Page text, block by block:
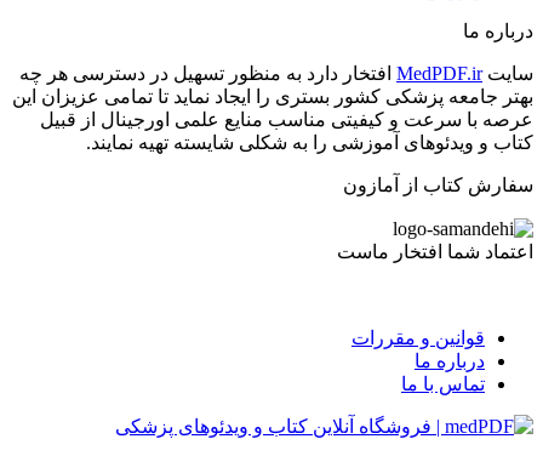
درباره ما
سایتMedPDF.ir افتخار دارد به منظور تسهیل در دسترسی هر چه
بهتر جامعه پزشکی کشور بستری را ایجاد نماید تا تمامی عزیزان این
عرصه با سرعت و کیفیتی مناسب منایع علمی اورجینال از قبیل
کتاب و ویدئوهای آموزشی را به شکلی شایسته تهیه نمایند.
سفارش کتاب از آمازون
اعتماد شما افتخار ماست
قوانین و مقررات
درباره ما
تماس با ما